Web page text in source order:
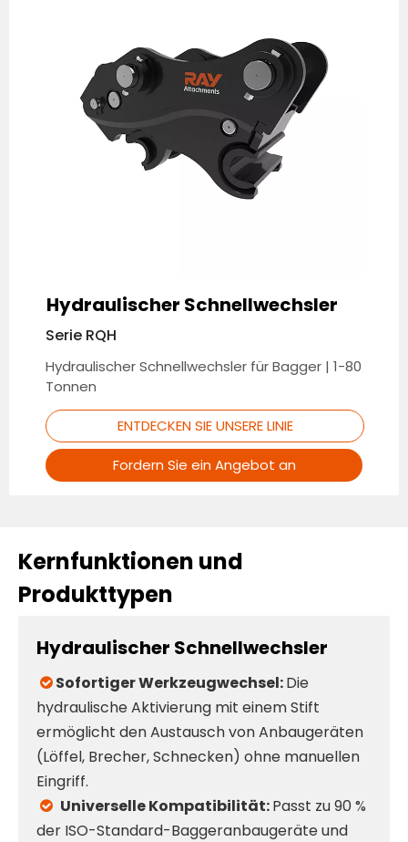
Hydraulischer Schnellwechsler
Serie RQH
Hydraulischer Schnellwechsler für Bagger | 1-80
Tonnen
ENTDECKEN SIE UNSERE LINIE
Fordern Sie ein Angebot an
Kernfunktionen und
Produkttypen
​Hydraulischer Schnellwechsler​
 Sofortiger Werkzeugwechsel:Die
hydraulische Aktivierung mit einem Stift
ermöglicht den Austausch von Anbaugeräten
(Löffel, Brecher, Schnecken) ohne manuellen
Eingriff.
 Universelle Kompatibilität:Passt zu 90 %
der ISO-Standard-Baggeranbaugeräte und